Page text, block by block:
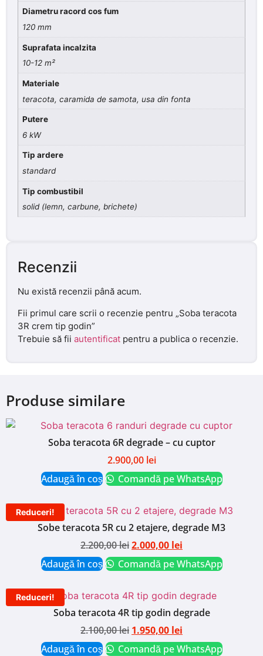
Diametru racord cos fum
120 mm
Suprafata incalzita
10-12 m²
Materiale
teracota, caramida de samota, usa din fonta
Putere
6 kW
Tip ardere
standard
Tip combustibil
solid (lemn, carbune, brichete)
Recenzii
Nu există recenzii până acum.
Fii primul care scrii o recenzie pentru „Soba teracota
3R crem tip godin”
Trebuie să fii autentificat pentru a publica o recenzie.
Produse similare
Soba teracota 6R degrade – cu cuptor
2.900,00 lei
Adaugă în coș
Comandă pe WhatsApp
Reduceri!
Sobe teracota 5R cu 2 etajere, degrade M3
2.200,00lei2.000,00 lei
Adaugă în coș
Comandă pe WhatsApp
Reduceri!
Soba teracota 4R tip godin degrade
2.100,00lei 1.950,00 lei
Adaugă în coș
Comandă pe WhatsApp